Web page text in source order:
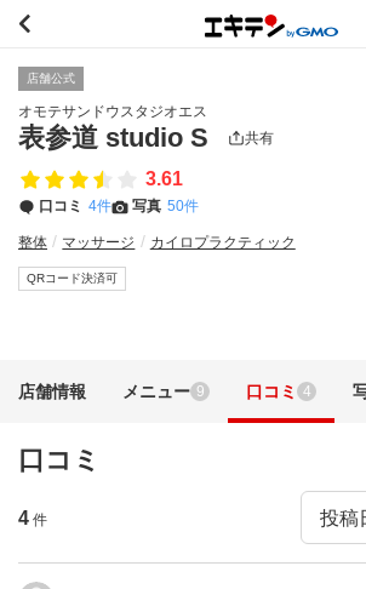
店舗公式
オモテサンドウスタジオエス
表参道 studio S 共有
3.61
口コミ 4件 写真 50件
整体 マッサージ カイロプラクティック
QRコード決済可
店舗情報 メニュー 9 口コミ 4
口コミ
4 件